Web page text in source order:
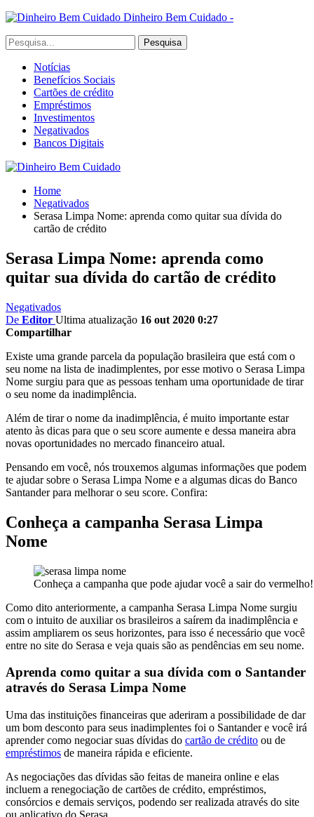
Dinheiro Bem Cuidado -
Notícias
Benefícios Sociais
Cartões de crédito
Empréstimos
Investimentos
Negativados
Bancos Digitais
Home
Negativados
Serasa Limpa Nome: aprenda como quitar sua dívida do
cartão de crédito
Serasa Limpa Nome: aprenda como
quitar sua dívida do cartão de crédito
Negativados
De Editor Ultima atualização 16 out 2020 0:27
Compartilhar
Existe uma grande parcela da população brasileira que está com o
seu nome na lista de inadimplentes, por esse motivo o Serasa Limpa
Nome surgiu para que as pessoas tenham uma oportunidade de tirar
o seu nome da inadimplência.
Além de tirar o nome da inadimplência, é muito importante estar
atento às dicas para que o seu score aumente e dessa maneira abra
novas oportunidades no mercado financeiro atual.
Pensando em você, nós trouxemos algumas informações que podem
te ajudar sobre o Serasa Limpa Nome e a algumas dicas do Banco
Santander para melhorar o seu score. Confira:
Conheça a campanha Serasa Limpa
Nome
Conheça a campanha que pode ajudar você a sair do vermelho!
Como dito anteriormente, a campanha Serasa Limpa Nome surgiu
com o intuito de auxiliar os brasileiros a saírem da inadimplência e
assim ampliarem os seus horizontes, para isso é necessário que você
entre no site do Serasa e veja quais são as pendências em seu nome.
Aprenda como quitar a sua dívida com o Santander
através do Serasa Limpa Nome
Uma das instituições financeiras que aderiram a possibilidade de dar
um bom desconto para seus inadimplentes foi o Santander e você irá
aprender como negociar suas dívidas do cartão de crédito ou de
empréstimos de maneira rápida e eficiente.
As negociações das dívidas são feitas de maneira online e elas
incluem a renegociação de cartões de crédito, empréstimos,
consórcios e demais serviços, podendo ser realizada através do site
ou aplicativo do Serasa.